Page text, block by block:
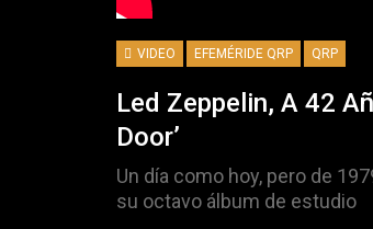
VIDEO EFEMÉRIDE QRP QRP
Led Zeppelin, A 42
Door’
Un día como hoy, pero de
su octavo álbum de estudio